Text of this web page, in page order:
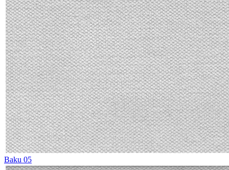
Baku 05